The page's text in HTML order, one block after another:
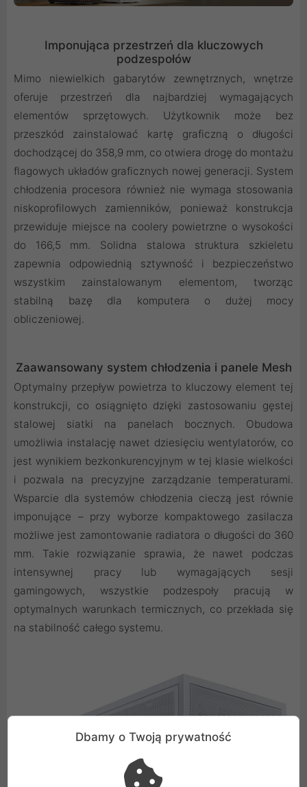
Imponująca przestrzeń dla kluczowych
podzespołów
Mimo niewielkich gabarytów zewnętrznych, wnętrze
oferuje przestrzeń dla najbardziej wymagających
elementów sprzętowych. Użytkownik może bez
przeszkód zainstalować kartę graficzną o długości
dochodzącej do 358,9 mm, co otwiera drogę do montażu
flagowych układów graficznych nowej generacji. System
chłodzenia procesora również nie wymaga stosowania
niskoprofilowych zamienników, ponieważ konstrukcja
przewiduje miejsce na coolery powietrzne o wysokości
do 166,5 mm. Solidna stalowa struktura szkieletu
zapewnia odpowiednią sztywność i bezpieczeństwo
wszystkim zainstalowanym elementom, tworząc
stabilną bazę dla komputera o dużej mocy
obliczeniowej.
Zaawansowany system chłodzenia i panele Mesh
Optymalny przepływ powietrza to kluczowy element tej
konstrukcji, co osiągnięto dzięki zastosowaniu gęstej
stalowej siatki na panelach bocznych. Obudowa
umożliwia instalację nawet dziesięciu wentylatorów, co
jest wynikiem bezkonkurencyjnym w tej klasie wielkości
i pozwala na precyzyjne zarządzanie temperaturami.
Wsparcie dla systemów chłodzenia cieczą jest równie
imponujące – przy wyborze kompaktowego zasilacza
możliwe jest zamontowanie radiatora o długości do 360
mm. Takie rozwiązanie sprawia, że nawet podczas
intensywnej pracy lub wymagających sesji
gamingowych, wszystkie podzespoły pracują w
optymalnych warunkach termicznych, co przekłada się
na stabilność całego systemu.
Dbamy o Twoją prywatność